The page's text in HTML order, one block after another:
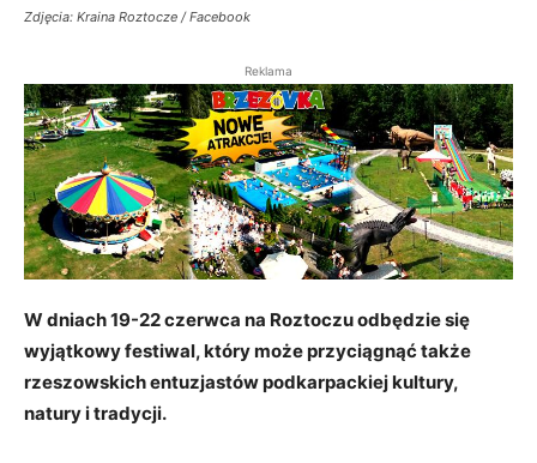
Zdjęcia: Kraina Roztocze / Facebook
Reklama
W dniach 19-22 czerwca na Roztoczu odbędzie się
wyjątkowy festiwal, który może przyciągnąć także
rzeszowskich entuzjastów podkarpackiej kultury,
natury i tradycji.